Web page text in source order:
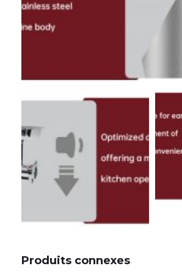
Produits connexes